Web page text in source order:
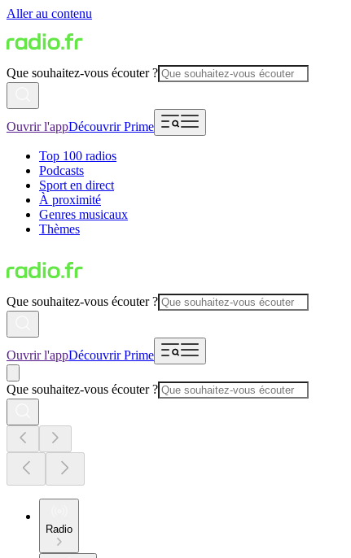
Aller au contenu
Que souhaitez-vous écouter ?
Ouvrir l'appDécouvrir Prime
Top 100 radios
Podcasts
Sport en direct
À proximité
Genres musicaux
Thèmes
Que souhaitez-vous écouter ?
Ouvrir l'appDécouvrir Prime
Que souhaitez-vous écouter ?
Radio